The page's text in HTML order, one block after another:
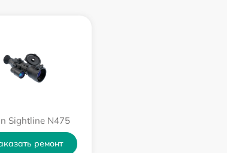
750 р
650 р
Sightline N475
ремонт